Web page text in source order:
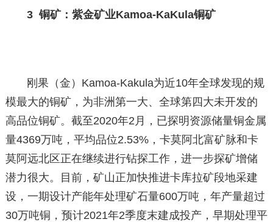
3 铜矿：紫金矿业Kamoa-KaKula铜矿
刚果（金）Kamoa-Kakula为近10年全球发现的规
模最大的铜矿，为非洲第一大、全球第四大未开发的
高品位铜矿。截至2020年2月，已探明资源储量铜金属
量4369万吨，平均品位2.53%，卡莫阿北富矿脉和卡
莫阿远北区正在继续进行钻探工作，进一步探矿增储
潜力很大。目前，矿山正加快推进卡库拉矿段地采建
设，一期设计产能年处理矿石量600万吨，年产量超过
30万吨铜，预计2021年2季度末建成投产，早期处理平